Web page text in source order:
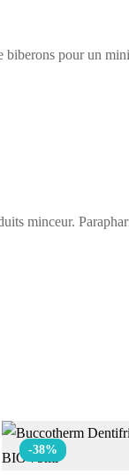
biberons pour un
minceur.
-38%